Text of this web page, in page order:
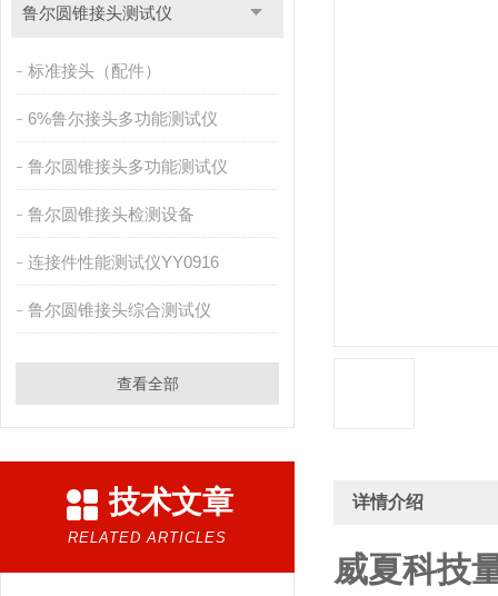
鲁尔圆锥接头测试仪
标准接头（配件）
6%鲁尔接头多功能测试仪
鲁尔圆锥接头多功能测试仪
鲁尔圆锥接头检测设备
连接件性能测试仪YY0916
鲁尔圆锥接头综合测试仪
查看全部
技术文章
RELATED ARTICLES
详情介绍
威夏科技